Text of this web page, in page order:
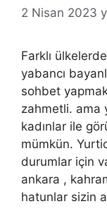
2 Nisan 2023
Farklı
yabancı
sohbet
zahmetli. ama
kadınlar ile
mümkün.
durumlar için
ankara ,
hatunlar sizin